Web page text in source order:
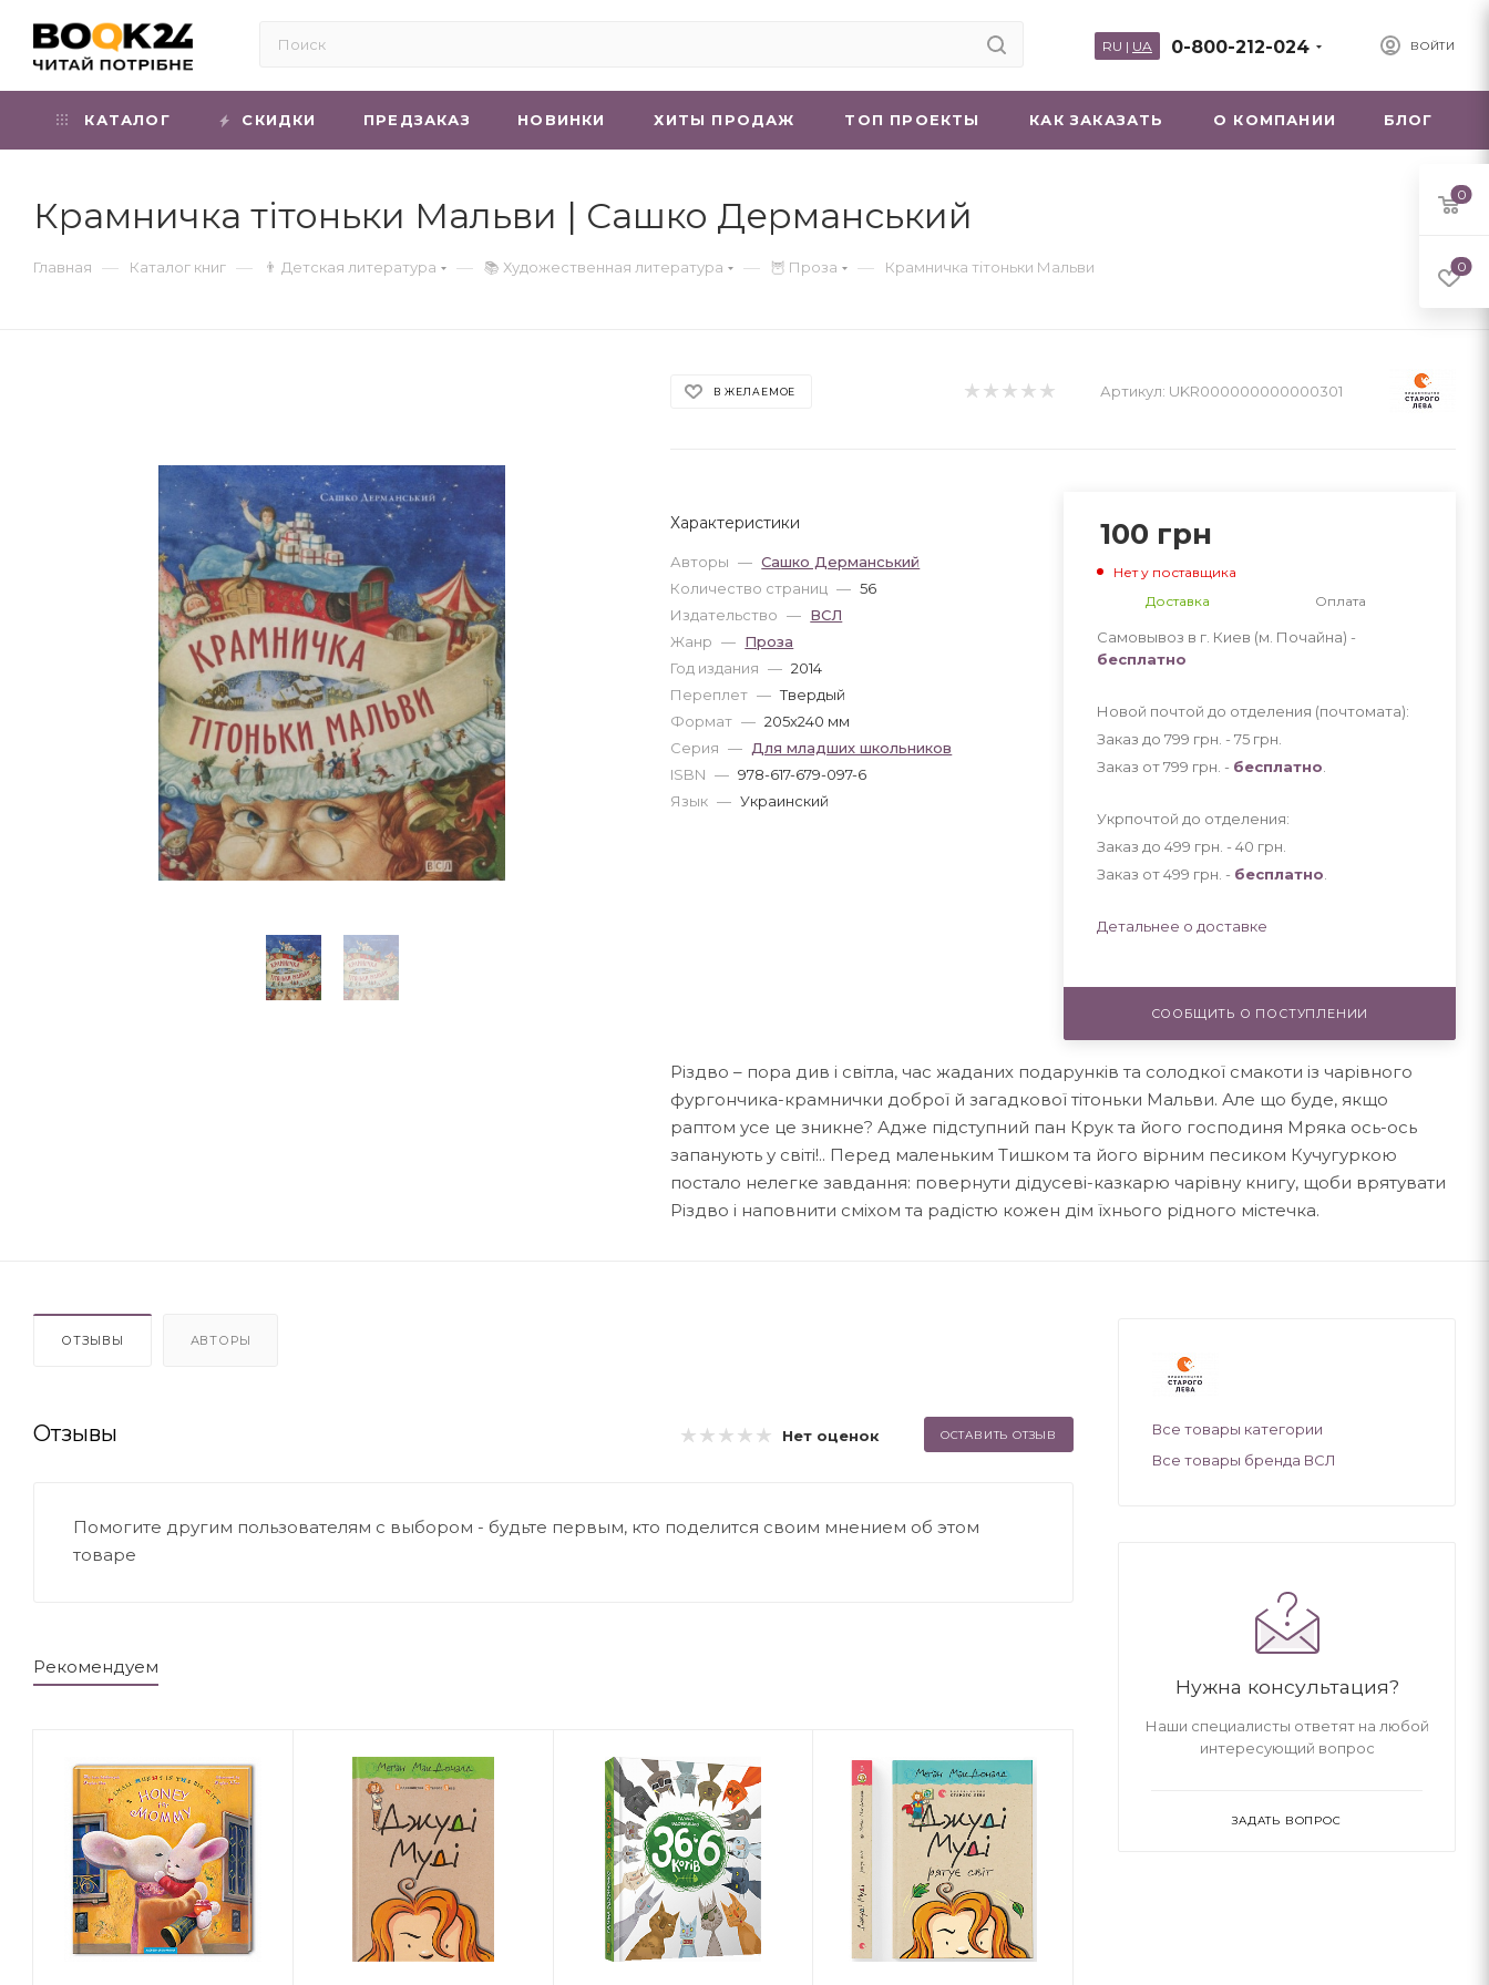
ВОЙТИ
0-800-212-024
RU | UA
КАТАЛОГ СКИДКИ ПРЕДЗАКАЗ НОВИНКИ ХИТЫ ПРОДАЖ ТОП ПРОЕКТЫ КАК ЗАКАЗАТЬ О КОМПАНИИ БЛОГ
Крамничка тітоньки Мальви | Сашко Дерманський
Главная — Каталог книг — 👨 Детская литература — 📚 Художественная литература — 🦉 Проза — Крамничка тітоньки Мальви
В ЖЕЛАЕМОЕ Артикул: UKR000000000000301
Характеристики
Авторы — Сашко Дерманський
Количество страниц — 56
Издательство — ВСЛ
Жанр — Проза
Год издания — 2014
Переплет — Твердый
Формат — 205x240 мм
Серия — Для младших школьников
ISBN — 978-617-679-097-6
Язык — Украинский
100 грн
Нет у поставщика
Доставка
Оплата
Самовывоз в г. Киев (м. Почайна) -
бесплатно
Новой почтой до отделения (почтомата):
Заказ до 799 грн. - 75 грн
Заказ от 799 грн. - бесплатно
Укрпочтой до отделения:
Заказ до 499 грн. - 40 грн
Заказ от 499 грн. - бесплатно
Детальнее о доставке
СООБЩИТЬ О ПОСТУПЛЕНИИ
Різдво – пора див і світла, час жаданих подарунків та солодкої смакоти із чарівного
фургончика-крамнички доброї й загадкової тітоньки Мальви. Але що буде, якщо
раптом усе це зникне? Адже підступний пан Крук та його господиня Мряка ось-ось
запанують у світі!.. Перед маленьким Тишком та його вірним песиком Кучугуркою
постало нелегке завдання: повернути дідусеві-казкарю чарівну книгу, щоби врятувати
Різдво і наповнити сміхом та радістю кожен дім їхнього рідного містечка.
ОТЗЫВЫ АВТОРЫ
Отзывы Нет оценок ОСТАВИТЬ ОТЗЫВ
Помогите другим пользователям с выбором - будьте первым, кто поделится своим мнением об этом
товаре
Рекомендуем
Все товары категории
Все товары бренда ВСЛ
Нужна консультация?
Наши специалисты ответят на любой
интересующий вопрос
ЗАДАТЬ ВОПРОС
0
0